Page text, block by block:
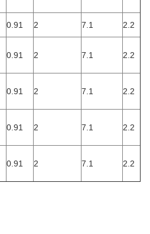
0.91 2 7.1
2.2
0.91 2 7.1 2.2
0.91 2 7.1 2.2
0.91 2 7.1 2.2
0.91 2 7.1 2.2